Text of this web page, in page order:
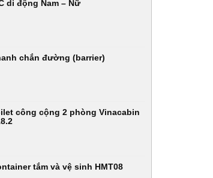
di động Nam – Nữ
chắn đường (barrier)
công cộng 2 phòng Vinacabin
tắm và vệ sinh HMT08